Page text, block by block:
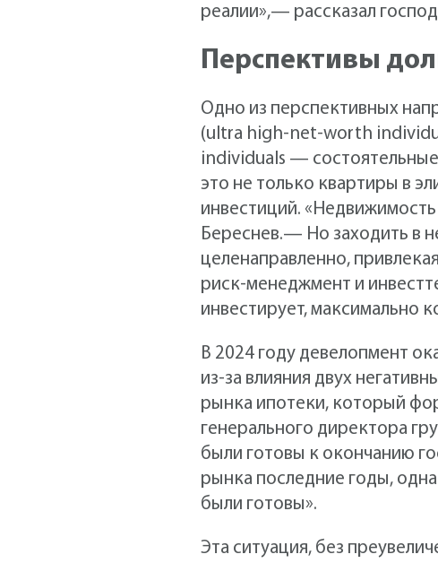
реалии»,— рассказал
Перспективы
Одно из перспективных
(ultra high-net-worth
individuals —
это не только квартиры в
инвестиций.
Береснев.— Но заходить в
целенаправленно,
риск-менеджмент и
инвестирует, максимально
В 2024 году девелопмент
из-за влияния двух
рынка ипотеки, который
генерального директора
были готовы к окончанию
рынка последние годы,
были готовы».
Эта ситуация, без